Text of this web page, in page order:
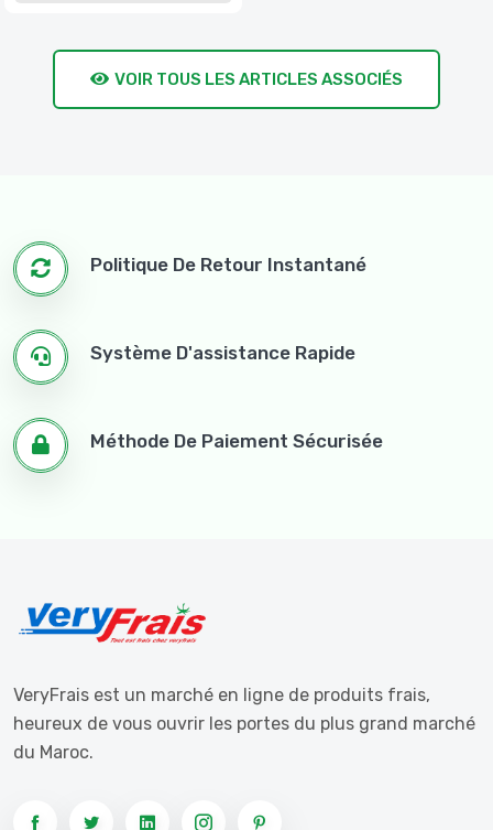
VOIR TOUS LES ARTICLES ASSOCIÉS
Politique De Retour Instantané
Système D'assistance Rapide
Méthode De Paiement Sécurisée
VeryFrais est un marché en ligne de produits frais,
heureux de vous ouvrir les portes du plus grand marché
du Maroc.